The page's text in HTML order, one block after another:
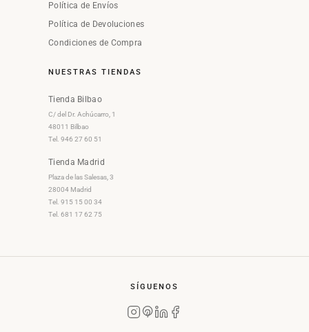
Política de Envíos
Política de Devoluciones
Condiciones de Compra
NUESTRAS TIENDAS
Tienda Bilbao
C/ del Dr. Achúcarro, 1
48011 Bilbao
Tel. 946 27 60 51
Tienda Madrid
Plaza de las Salesas, 3
28004 Madrid
Tel. 915 15 00 34
Tel. 681 17 62 75
SÍGUENOS